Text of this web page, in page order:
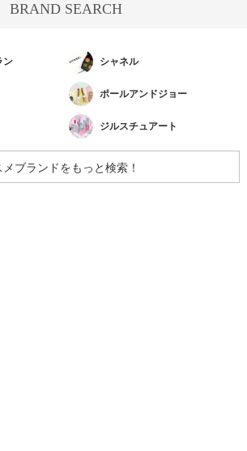
BRAND SEARCH
ン シャネル
ポールアンドジョー
ジルスチュアート
メブランドをもっと検索！